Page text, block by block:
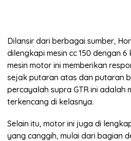
Dilansir dari berbagai sumber,
dilengkapi mesin cc 150 dengan 6
mesin motor ini memberikan
sejak putaran atas dan putaran
percayalah supra GTR ini adalah
terkencang di kelasnya.
Selain itu, motor ini juga di
yang canggih, mulai dari bagian